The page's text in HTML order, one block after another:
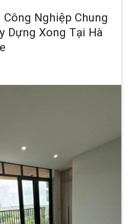
Công Nghiệp Chung
Dựng Xong Tại Hà